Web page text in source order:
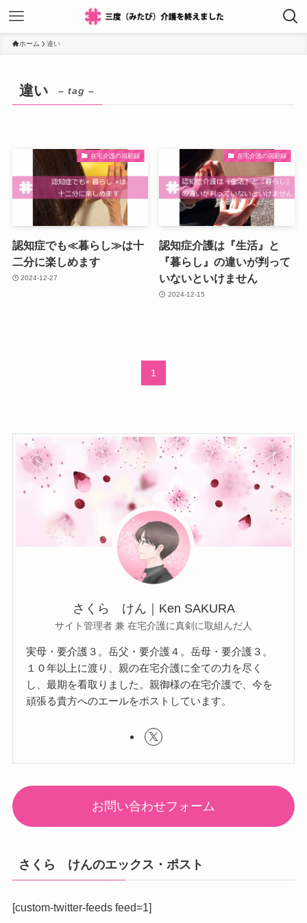
ホーム 違い
違い – tag –
在宅介護の回顧録
認知症でも≪暮らし≫は十
二分に楽しめます
2024-12-27
在宅介護の回顧録
認知症介護は『生活』と
『暮らし』の違いが判って
いないといけません
2024-12-15
1
さくら けん｜Ken SAKURA
サイト管理者 兼 在宅介護に真剣に取組んだ人
実母・要介護３。岳父・要介護４。岳母・要介護３。
１０年以上に渡り、親の在宅介護に全ての力を尽く
し、最期を看取りました。親御様の在宅介護で、今を
頑張る貴方へのエールをポストしています。
お問い合わせフォーム
さくら けんのエックス・ポスト
[custom-twitter-feeds feed=1]